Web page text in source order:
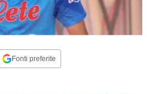
Fonti preferite